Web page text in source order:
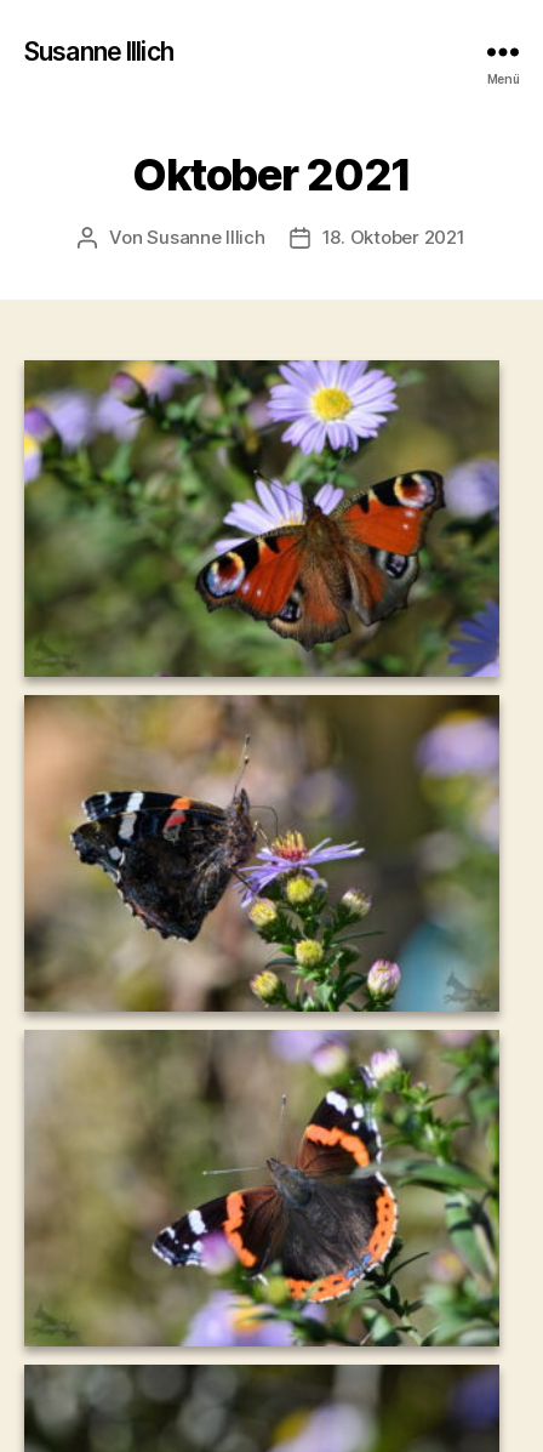
Susanne Illich
Menü
Oktober 2021
Beitragsautor
VonSusanne Illich Veröffentlichungsdatum
18. Oktober 2021